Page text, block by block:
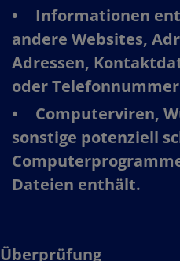
Informationen
andere Websites,
Adressen,
oder
Computerviren,
sonstige potenziell
Dateien enthält.​
Überprüfung​